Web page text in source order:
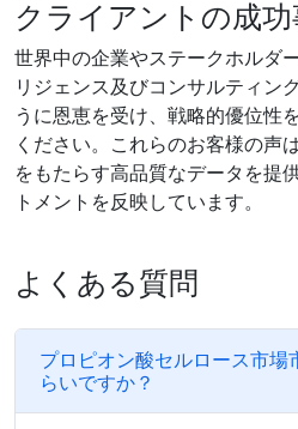
クライアントの成功
世界中の企業やステークホルダ
リジェンス及びコンサルティン
うに恩恵を受け、戦略的優位性
ください。これらのお客様の声
をもたらす高品質なデータを提
トメントを反映しています。
よくある質問
プロピオン酸セルロース市場
らいですか？